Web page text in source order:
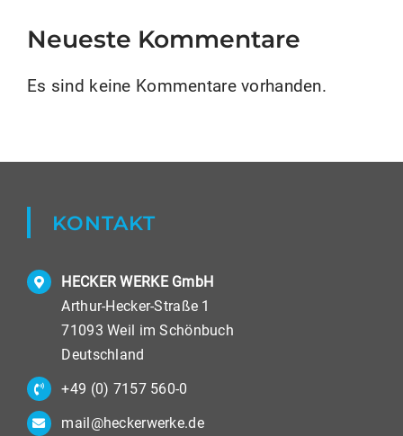
Neueste Kommentare
Es sind keine Kommentare vorhanden.
KONTAKT
HECKER WERKE GmbH
Arthur-Hecker-Straße 1
71093 Weil im Schönbuch
Deutschland
+49 (0) 7157 560-0
mail@heckerwerke.de